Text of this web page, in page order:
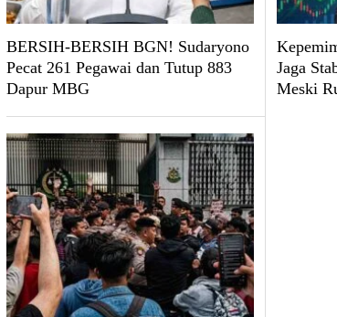
BERSIH-BERSIH BGN! Sudaryono
Pecat 261 Pegawai dan Tutup 883
Dapur MBG
Jaga
Meski